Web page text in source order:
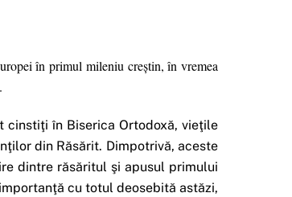
în primul mileniu creştin, în vremea
cinstiţi în Biserica Ortodoxă, vieţile
din Răsărit. Dimpotrivă, aceste
dintre răsăritul şi apusul primului
cu totul deosebită astăzi,